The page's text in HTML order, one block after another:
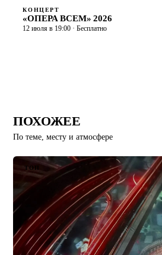
КОНЦЕРТ
«ОПЕРА ВСЕМ» 2026
12 июля в 19:00 · Бесплатно
ПОХОЖЕЕ
По теме, месту и атмосфере
ТОП